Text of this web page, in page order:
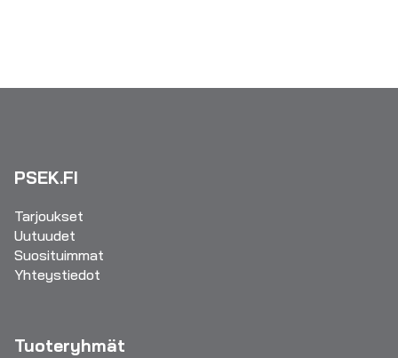
PSEK.FI
Tarjoukset
Uutuudet
Suosituimmat
Yhteystiedot
Tuoteryhmät